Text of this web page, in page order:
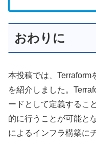
おわりに
本投稿では、Terraform
を紹介しました。
ードとして定義するこ
的に行うことが可能と
によるインフラ構築に